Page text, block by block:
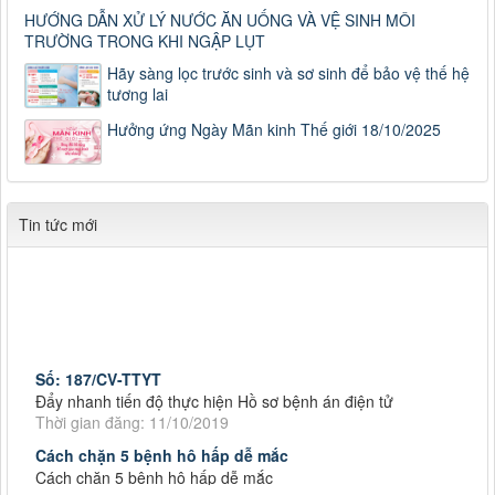
HƯỚNG DẪN XỬ LÝ NƯỚC ĂN UỐNG VÀ VỆ SINH MÔI
TRƯỜNG TRONG KHI NGẬP LỤT
Hãy sàng lọc trước sinh và sơ sinh để bảo vệ thế hệ
tương lai
Hưởng ứng Ngày Mãn kinh Thế giới 18/10/2025
Tin tức mới
Số: 187/CV-TTYT
Đẩy nhanh tiến độ thực hiện Hồ sơ bệnh án điện tử
Thời gian đăng: 11/10/2019
Cách chặn 5 bệnh hô hấp dễ mắc
Cách chặn 5 bệnh hô hấp dễ mắc
Thời gian đăng: 11/10/2019